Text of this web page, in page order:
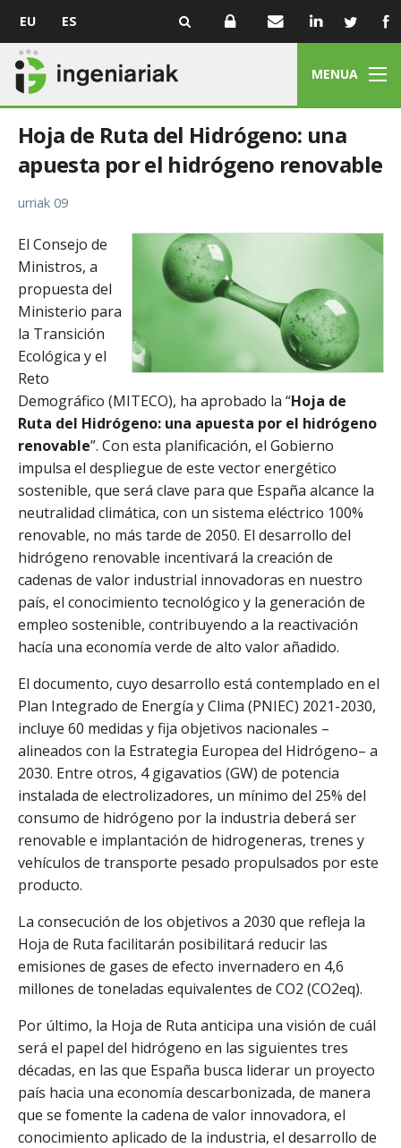
EU ES
MENUA
Hoja de Ruta del Hidrógeno: una
apuesta por el hidrógeno renovable
urriak 09
El Consejo de
Ministros, a
propuesta del
Ministerio para
la Transición
Ecológica y el
Reto
Demográfico (MITECO), ha aprobado la “Hoja de
Ruta del Hidrógeno: una apuesta por el hidrógeno
renovable”. Con esta planificación, el Gobierno
impulsa el despliegue de este vector energético
sostenible, que será clave para que España alcance la
neutralidad climática, con un sistema eléctrico 100%
renovable, no más tarde de 2050. El desarrollo del
hidrógeno renovable incentivará la creación de
cadenas de valor industrial innovadoras en nuestro
país, el conocimiento tecnológico y la generación de
empleo sostenible, contribuyendo a la reactivación
hacía una economía verde de alto valor añadido.
El documento, cuyo desarrollo está contemplado en el
Plan Integrado de Energía y Clima (PNIEC) 2021-2030,
incluye 60 medidas y fija objetivos nacionales –
alineados con la Estrategia Europea del Hidrógeno– a
2030. Entre otros, 4 gigavatios (GW) de potencia
instalada de electrolizadores, un mínimo del 25% del
consumo de hidrógeno por la industria deberá ser
renovable e implantación de hidrogeneras, trenes y
vehículos de transporte pesado propulsados por este
producto.
La consecución de los objetivos a 2030 que refleja la
Hoja de Ruta facilitarán posibilitará reducir las
emisiones de gases de efecto invernadero en 4,6
millones de toneladas equivalentes de CO2 (CO2eq).
Por último, la Hoja de Ruta anticipa una visión de cuál
será el papel del hidrógeno en las siguientes tres
décadas, en las que España busca liderar un proyecto
país hacia una economía descarbonizada, de manera
que se fomente la cadena de valor innovadora, el
conocimiento aplicado de la industria, el desarrollo de